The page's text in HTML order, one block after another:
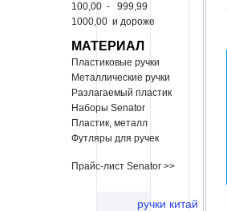
100,00 - 999,99
1000,00 и дороже
МАТЕРИАЛ
Пластиковые ручки
Металлические ручки
Разлагаемый пластик
Наборы Senator
Пластик, металл
Футляры для ручек
Прайс-лист Senator >>
ручки китай